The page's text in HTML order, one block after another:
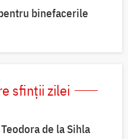
binefacerile
sfinții zilei
de la Sihla